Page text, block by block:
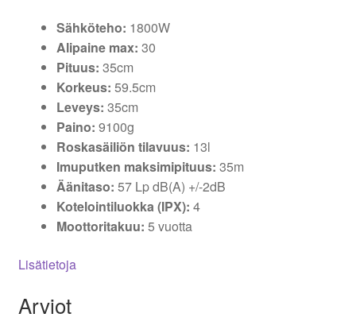
Sähköteho: 1800W
Alipaine max: 30
Pituus: 35cm
Korkeus: 59.5cm
Leveys: 35cm
Paino: 9100g
Roskasäiliön tilavuus: 13l
Imuputken maksimipituus: 35m
Äänitaso: 57 Lp dB(A) +/-2dB
Kotelointiluokka (IPX): 4
Moottoritakuu: 5 vuotta
Lisätietoja
Arviot